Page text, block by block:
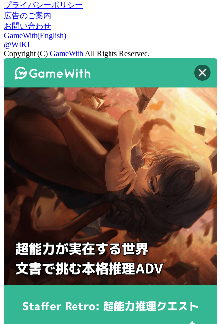
プライバシーポリシー
広告のご案内
お問い合わせ
GameWith(English)
@WIKI
Copyright (C) GameWith All Rights Reserved.